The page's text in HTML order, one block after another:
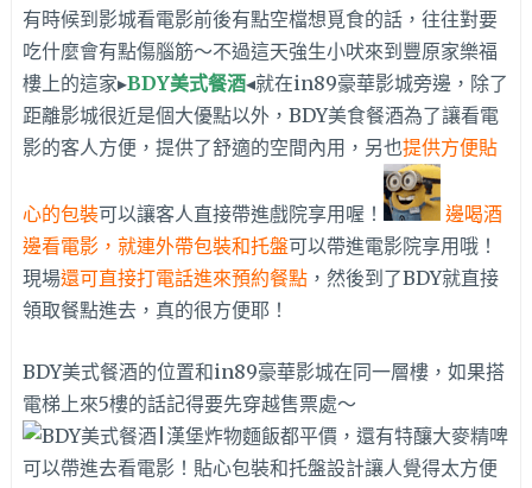
有時候到影城看電影前後有點空檔想覓食的話，往往對要
吃什麼會有點傷腦筋～不過這天強生小吠來到豐原家樂福
樓上的這家▸BDY美式餐酒◂就在in89豪華影城旁邊，除了
距離影城很近是個大優點以外，BDY美食餐酒為了讓看電
影的客人方便，提供了舒適的空間內用，另也提供方便貼
心的包裝可以讓客人直接帶進戲院享用喔！
邊喝酒
邊看電影，就連外帶包裝和托盤可以帶進電影院享用哦！
現場還可直接打電話進來預約餐點，然後到了BDY就直接
領取餐點進去，真的很方便耶！
BDY美式餐酒的位置和in89豪華影城在同一層樓，如果搭
電梯上來5樓的話記得要先穿越售票處～